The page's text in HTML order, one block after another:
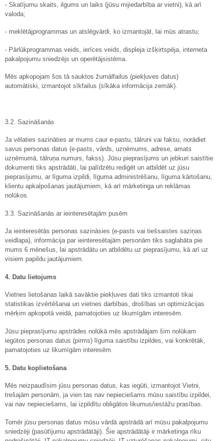
- Skatījumu skaits, ilgums un laiks (jūsu mijiedarbība ar vietni), kā arī
valoda;
- meklētājprogrammas un atslēgvārdi, ko izmantojāt, lai mūs atrastu;
- Pārlūkprogrammas veids, ierīces veids, displeja izšķirtspēja, interneta
pakalpojumu sniedzējs un operētājsistēma.
Mēs apkopojam šos tā sauktos žurnālfailus (piekļuves datus)
automātiski, izmantojot sīkfailus (sīkāka informācija zemāk).
3.2. Sazināšanās
Ja vēlaties sazināties ar mums caur e-pastu, tālruni vai faksu, norādiet
savus personas datus (e-pasts, vārds, uzņēmums, adrese, amats
uzņēmumā, tālruņa numurs, fakss). Jūsu pieprasījums un jebkuri saistītie
dokumenti tiks apstrādāti, lai palīdzētu rediģēt un atbildēt uz jūsu
pieprasījumu, ar līguma izpildi, līguma administrēšanu, līguma kārtošanu,
klientu apkalpošanas jautājumiem, kā arī mārketinga un reklāmas
nolūkos.
3.3. Sazināšanās ar ieinteresētajām pusēm
Ja ieinteresētās personas sazināsies (e-pasts vai tiešsaistes saziņas
veidlapa), informācija par ieinteresētajām personām tiks saglabāta pie
mums 6 mēnešus, lai apstrādātu un atbildētu uz pieprasījumu, kā arī uz
visiem papildu jautājumiem.
4. Datu lietojums
Vietnes lietošanas laikā savāktie piekļuves dati tiks izmantoti tikai
statistikas izvērtēšanai un vietnes darbības, drošības un optimizācijas
mērķim apkopotā veidā, pamatojoties uz likumīgām interesēm.
Jūsu pieprasījumu apstrādes nolūkā mēs apstrādājam šim nolūkam
iegūtos personas datus (pirms) līguma saistību izpildes, vai konkrētāk,
pamatojoties uz likumīgām interesēm.
5. Datu koplietošana
Mēs neizpaudīsim jūsu personas datus, kas iegūti, izmantojot Vietni,
trešajām personām, ja vien tas nav nepieciešams mūsu saistību izpildei,
vai nav nepieciešams, lai izpildītu obligātos likumus/iestāžu prasības.
Tomēr jūsu personas datus mūsu vārdā apstrādā arī mūsu pakalpojumu
sniedzēji (pasūtījumu apstrādātāji). Šie apstrādātāji ir mārketinga rīku